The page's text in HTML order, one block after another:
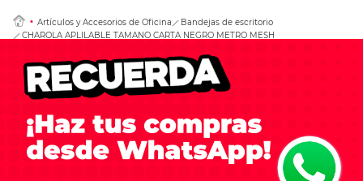
Artículos y Accesorios de Oficina
Bandejas de escritorio
CHAROLA APLILABLE TAMANO CARTA NEGRO METRO MESH